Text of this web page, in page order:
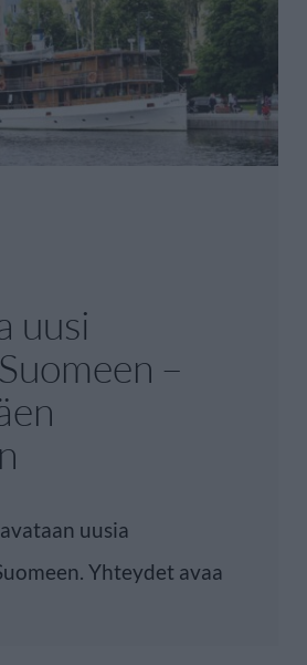
uusi
–
uusia
Yhteydet avaa